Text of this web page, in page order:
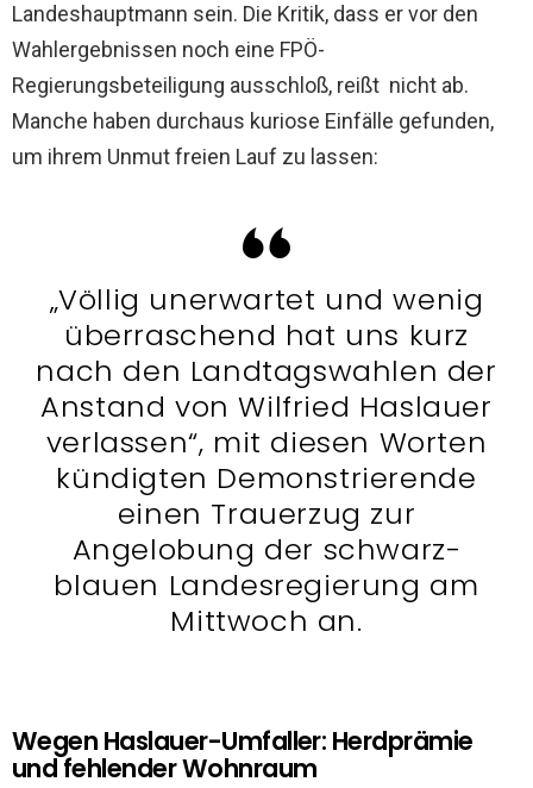
Landeshauptmann sein. Die Kritik, dass er vor den
Wahlergebnissen noch eine FPÖ-
Regierungsbeteiligung ausschloß, reißt nicht ab.
Manche haben durchaus kuriose Einfälle gefunden,
um ihrem Unmut freien Lauf zu lassen:
„Völlig unerwartet und wenig
überraschend hat uns kurz
nach den Landtagswahlen der
Anstand von Wilfried Haslauer
verlassen“, mit diesen Worten
kündigten Demonstrierende
einen Trauerzug zur
Angelobung der schwarz-
blauen Landesregierung am
Mittwoch an.
Wegen Haslauer-Umfaller: Herdprämie
und fehlender Wohnraum